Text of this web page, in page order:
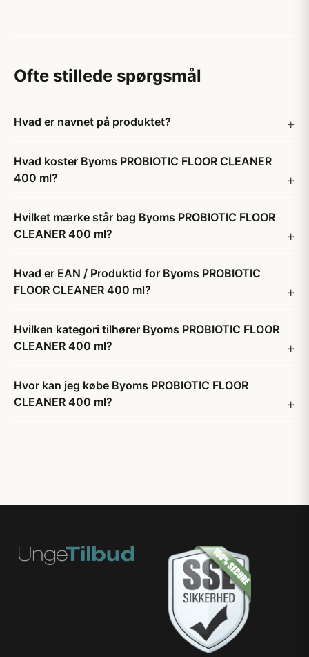
Ofte stillede spørgsmål
Hvad er navnet på produktet?
Hvad koster Byoms PROBIOTIC FLOOR CLEANER
400 ml?
Hvilket mærke står bag Byoms PROBIOTIC FLOOR
CLEANER 400 ml?
Hvad er EAN / Produktid for Byoms PROBIOTIC
FLOOR CLEANER 400 ml?
Hvilken kategori tilhører Byoms PROBIOTIC FLOOR
CLEANER 400 ml?
Hvor kan jeg købe Byoms PROBIOTIC FLOOR
CLEANER 400 ml?